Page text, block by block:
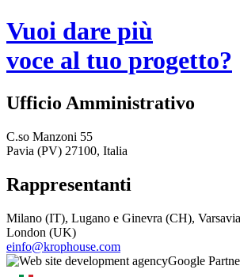
Vuoi dare più
voce al tuo progetto?
Ufficio Amministrativo
C.so Manzoni 55
Pavia (PV) 27100, Italia
Rappresentanti
Milano (IT), Lugano e Ginevra (CH),
London (UK)
einfo@krophouse.com